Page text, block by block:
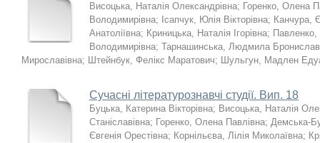
Висоцька, Наталія Олександрівна; Горенко, Олена
Володимирівна; Ісапчук, Юлія Вікторівна; Канчура,
Анатоліївна; Криницька, Наталія Ігорівна;
Володимирівна; Тарнашинська, Людмила
Мирославівна; Штейнбук, Фелікс Маратович; Шульгун, Мадлен
Сучасні літературознавчі студії. Вип. 18
Буцька, Катерина Вікторівна; Висоцька, Наталія
Станіславівна; Горенко, Олена Павлівна; Демська-
Євгенія Орестівна; Корнільєва, Лілія Миколаївна;